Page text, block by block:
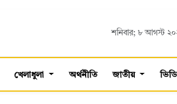
শনিবার; ৮ আগস্ট
খেলাধুলা অর্থনীতি জাতীয়